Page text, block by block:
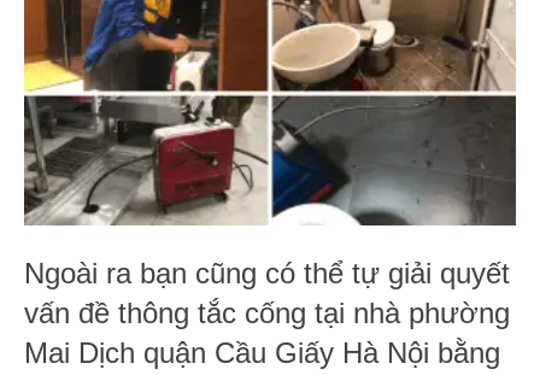
Ngoài ra bạn cũng có thể tự giải quyết
vấn đề thông tắc cống tại nhà phường
Mai Dịch quận Cầu Giấy Hà Nội bằng